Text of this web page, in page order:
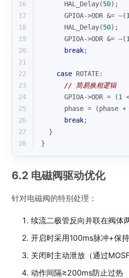
16
      HAL_Delay(
50);
17
      GPIOA->ODR &= ~(
1
18
      HAL_Delay(
50);
19
      GPIOA->ODR &= ~(
1
20
break;
21
22
case ROTATE:
23
// 简易换相逻辑
24
      GPIOA->ODR = (
1
25
      phase = (phase +
26
break;
27
  }
28
}
6.2 电磁阀驱动优化
针对电磁阀的特别处理：
续流二极管反向并联在阀体
开启时采用100ms脉冲+保
关闭时主动泄放（通过
动作间隔≥200ms防止过热